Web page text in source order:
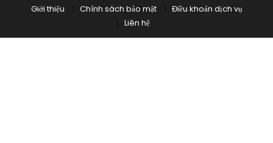
Giới thiệu
Chính sách bảo mật
Điều khoản dịch vụ
Liên hệ